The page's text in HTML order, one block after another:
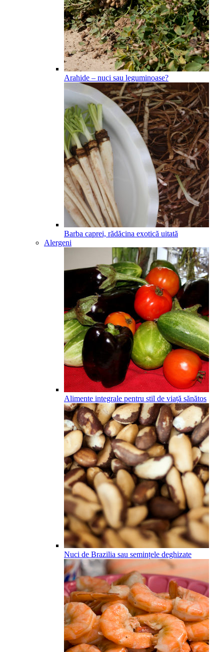
Arahide – nuci sau leguminoase?
Barba caprei, rădăcina exotică uitată
Alergeni
Alimente integrale pentru stil de viață sănătos
Nuci de Brazilia sau semințele deghizate